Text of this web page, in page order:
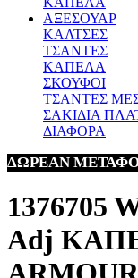
ΑΞΕΣΟΥΑΡ
ΚΑΛΤΣΕΣ
ΤΣΑΝΤΕΣ
ΚΑΠΕΛΑ
ΣΚΟΥΦΟΙ
ΤΣΑΝΤΕΣ
ΣΑΚΙΔΙΑ
ΔΙΑΦΟΡΑ
ΔΩΡΕΑΝ
1376705
Adj